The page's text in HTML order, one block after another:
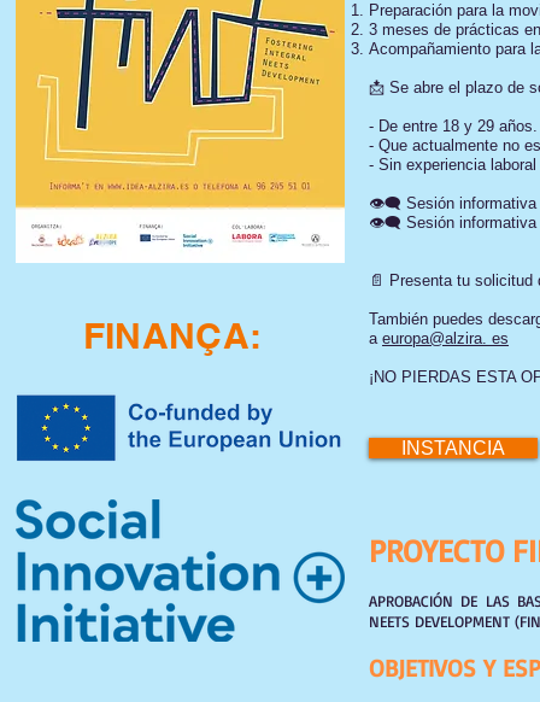
FINANÇA:
Preparación para la
3 meses de prácticas
Acompañamiento para
📩 Se abre el plazo de
- De entre 18 y 29 años.
- Que actualmente no
- Sin experiencia
👁️‍🗨️ Sesión informativa
👁️‍🗨️ Sesión informativa
📄 Presenta tu solicitud
También puedes
a europa@alzira. es
¡NO PIERDAS ESTA
INSTANCIA
PROYECTO
APROBACIÓN DE LAS
NEETS DEVELOPMENT
OBJETIVOS Y